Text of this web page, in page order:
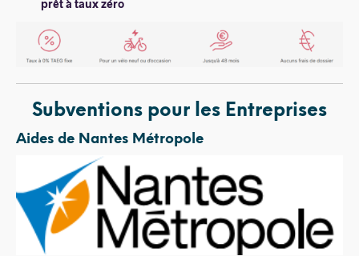
prêt à taux zéro
Subventions pour les Entreprises
Aides de Nantes Métropole